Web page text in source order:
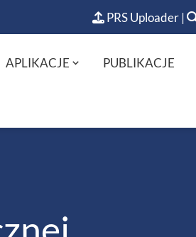
PRS Uploader |
APLIKACJE PUBLIKACJE